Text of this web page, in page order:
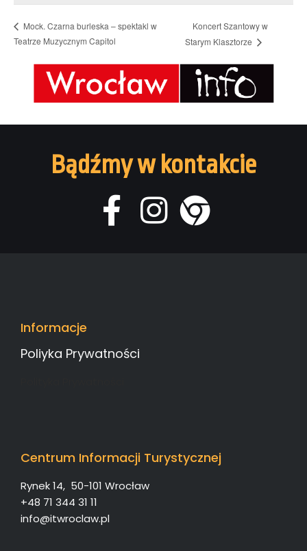
Mock. Czarna burleska – spektakl w
Teatrze Muzycznym Capitol
Koncert Szantowy w
Starym Klasztorze
Bądźmy w kontakcie
Informacje
Poliyka Prywatności
Centrum Informacji Turystycznej
Rynek 14, 50-101 Wrocław
+48 71 344 31 11
info@itwroclaw.pl